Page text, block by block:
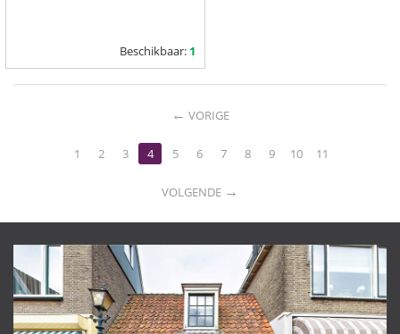
Beschikbaar: 1
VORIGE
1 2 3 4 5 6 7 8 9 10 11
VOLGENDE